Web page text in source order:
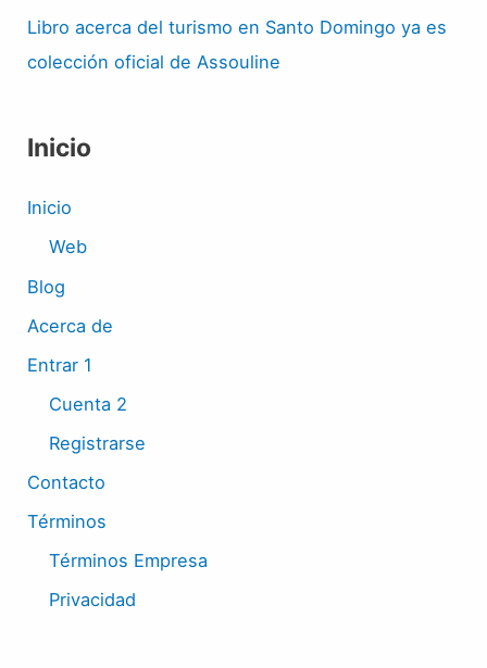
Libro acerca del turismo en Santo Domingo ya es
colección oficial de Assouline
Inicio
Inicio
Web
Blog
Acerca de
Entrar 1
Cuenta 2
Registrarse
Contacto
Términos
Términos Empresa
Privacidad